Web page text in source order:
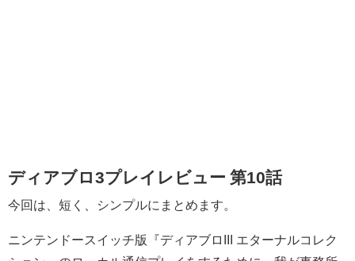
ディアブロ3プレイレビュー 第10話
今回は、短く、シンプルにまとめます。
ニンテンドースイッチ版『ディアブロIII エターナルコレク